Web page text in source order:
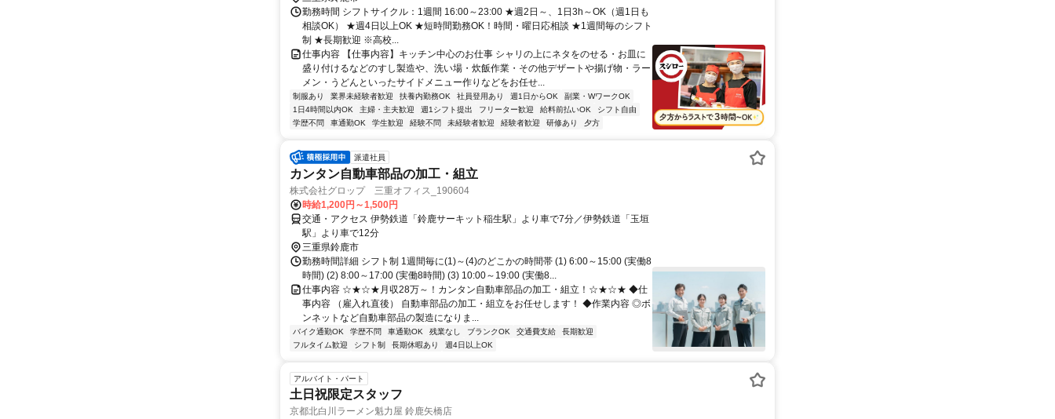
勤務時間 シフトサイクル：1週間 16:00～23:00 ★週2日～、1日3h～OK（週1日も
相談OK） ★週4日以上OK ★短時間勤務OK！時間・曜日応相談 ★1週間毎のシフト
制 ★長期歓迎 ※高校...
仕事内容 【仕事内容】キッチン中心のお仕事 シャリの上にネタをのせる・お皿に
盛り付けるなどのすし製造や、洗い場・炊飯作業・その他デザートや揚げ物・ラー
メン・うどんといったサイドメニュー作りなどをお任せ...
制服あり 業界未経験者歓迎 扶養内勤務OK 社員登用あり 週1日からOK
副業・WワークOK
1日4時間以内OK
主婦・主夫歓迎 週1シフト提出 フリーター歓迎 給料前払いOK
シフト自由
学歴不問
車通勤OK 学生歓迎 経験不問 未経験者歓迎 経験者歓迎 研修あり 夕方
派遣社員
カンタン自動車部品の加工・組立
株式会社グロップ 三重オフィス_190604
時給1,200円～1,500円
交通・アクセス 伊勢鉄道「鈴鹿サーキット稲生駅」より車で7分／伊勢鉄道「玉垣
駅」より車で12分
三重県鈴鹿市
勤務時間詳細 シフト制 1週間毎に(1)～(4)のどこかの時間帯 (1) 6:00～15:00 (実働8
時間) (2) 8:00～17:00 (実働8時間) (3) 10:00～19:00 (実働8...
仕事内容 ☆★☆★月収28万～！カンタン自動車部品の加工・組立！☆★☆★ ◆仕
事内容 （雇入れ直後） 自動車部品の加工・組立をお任せします！ ◆作業内容 ◎ボ
ンネットなど自動車部品の製造になりま...
バイク通勤OK 学歴不問 車通勤OK 残業なし ブランクOK 交通費支給
長期歓迎
フルタイム歓迎
シフト制 長期休暇あり 週4日以上OK
アルバイト・パート
土日祝限定スタッフ
京都北白川ラーメン魁力屋 鈴鹿矢橋店